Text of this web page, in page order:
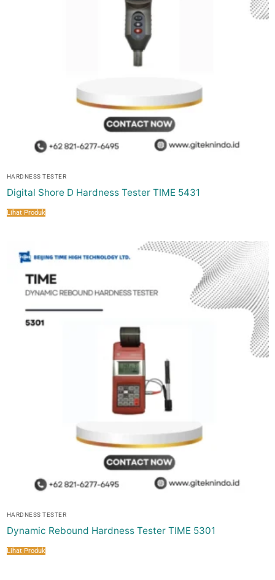
HARDNESS TESTER
Digital Shore D Hardness Tester TIME 5431
Lihat Produk
HARDNESS TESTER
Dynamic Rebound Hardness Tester TIME 5301
Lihat Produk